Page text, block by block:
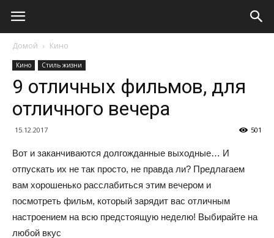
Домой Кино
Кино Стиль жизни
9 отличных фильмов, для
отличного вечера
15.12.2017 501
Вот и заканчиваются долгожданные выходные… И
отпускать их не так просто, не правда ли? Предлагаем
вам хорошенько расслабиться этим вечером и
посмотреть фильм, который зарядит вас отличным
настроением на всю предстоящую неделю! Выбирайте на
любой вкус